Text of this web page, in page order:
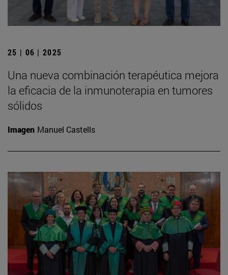
25 | 06 | 2025
Una nueva combinación terapéutica mejora
la eficacia de la inmunoterapia en tumores
sólidos
Imagen Manuel Castells